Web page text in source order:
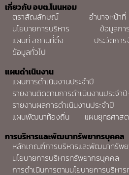
เกี่ยวกับ อบต.โนนหอม
ตราสัญลักษณ์
อำนาจหน้าที่
นโยบายการบริหาร
ข้อมูลก
แผนที่ สถานที่ตั้ง
ประวัติกา
ข้อมูลทั่วไป
แผนดำเนินงาน
แผนการดำเนินงานประจำปี
รายงานติดตามการดำเนินงานประจ
รายงานผลการดำเนินงานประจำปี
แผนพัฒนาท้องถิ่น
แผนยุทธศาส
การบริหารและพัฒนาทรัพยากรบุคคล
หลักเกณฑ์การบริหารและพัฒนาทรัพ
นโยบายการบริหารทรัพยากรบุคคล
การดำเนินการตามนโยบายการบริหา